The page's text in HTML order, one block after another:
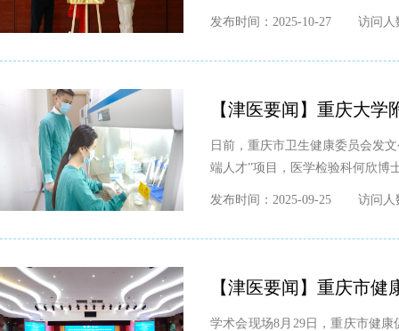
发布时间：2025-10-27 访问人
【津医要闻】重庆大
日前，重庆市卫生健康委员会发
端人才”项目，医学检验科何欣博
发布时间：2025-09-25 访问人
【津医要闻】重庆市
学术会现场8月29日，重庆市健